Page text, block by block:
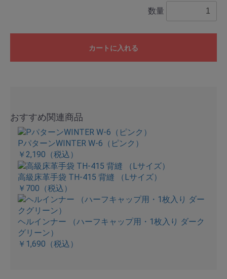
数量
カートに入れる
おすすめ関連商品
PパターンWINTER W-6（ピンク）
￥2,190 （税込）
高級床革手袋 TH-415 背縫 （Lサイズ）
￥700 （税込）
ヘルインナー （ハーフキャップ用・1枚入り ダーク
グリーン）
￥1,690 （税込）